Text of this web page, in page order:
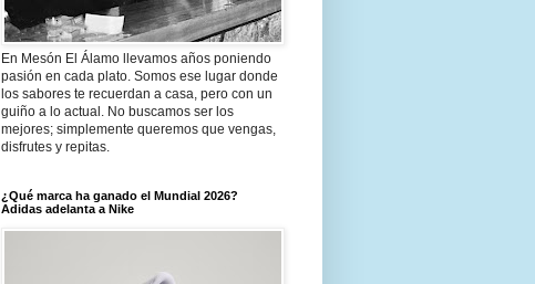
En Mesón El Álamo llevamos años poniendo
pasión en cada plato. Somos ese lugar donde
los sabores te recuerdan a casa, pero con un
guiño a lo actual. No buscamos ser los
mejores; simplemente queremos que vengas,
disfrutes y repitas.
¿Qué marca ha ganado el Mundial 2026?
Adidas adelanta a Nike